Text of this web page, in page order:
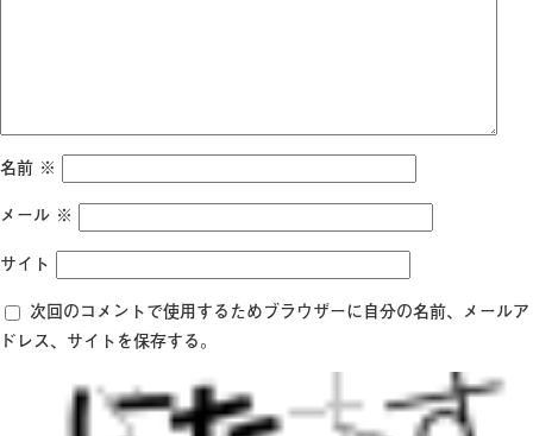
名前 ※
メール ※
サイト
次回のコメントで使用するためブラウザーに自分の名前、メールア
ドレス、サイトを保存する。